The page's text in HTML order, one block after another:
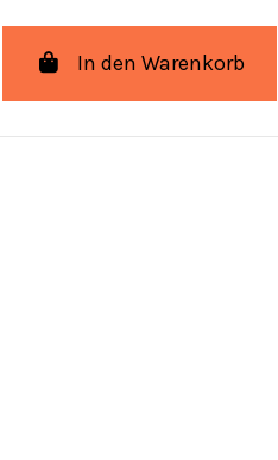
In den Warenkorb